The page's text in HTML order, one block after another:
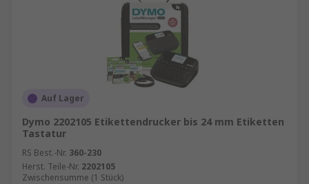
Auf Lager
Dymo 2202105 Etikettendrucker bis 24 mm Etiketten
Tastatur
RS Best.-Nr. 360-230
Herst. Teile-Nr. 2202105
Zwischensumme (1 Stück)